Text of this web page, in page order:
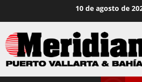
contenido
10 de agosto de